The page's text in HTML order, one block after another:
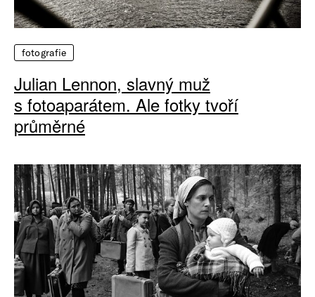
fotografie
Julian Lennon, slavný muž
s fotoaparátem. Ale fotky tvoří
průměrné